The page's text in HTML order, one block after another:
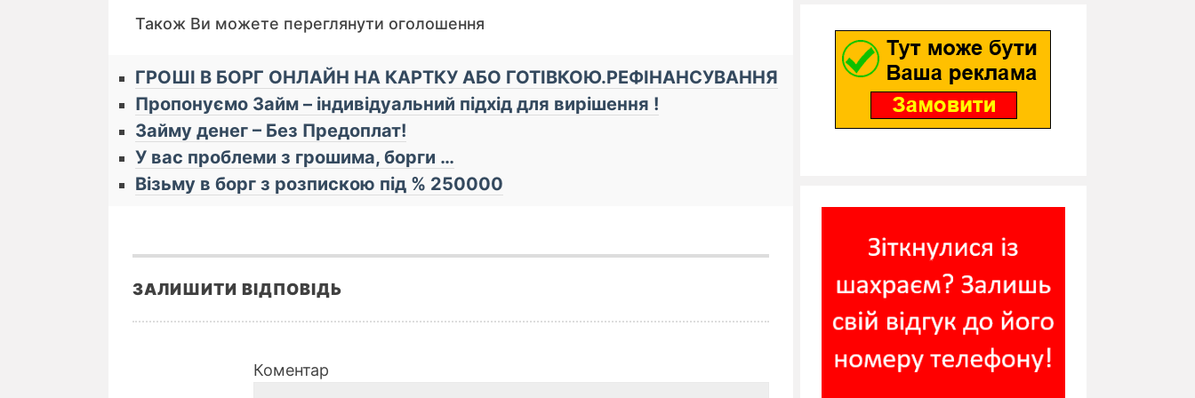
Також Ви можете переглянути оголошення
ГРОШІ В БОРГ ОНЛАЙН НА КАРТКУ АБО ГОТІВКОЮ.РЕФІНАНСУВАННЯ
Пропонуємо Займ – індивідуальний підхід для вирішення !
Займу денег – Без Предоплат!
У вас проблеми з грошима, борги …
Візьму в борг з розпискою під % 250000
ЗАЛИШИТИ ВІДПОВІДЬ
Коментар